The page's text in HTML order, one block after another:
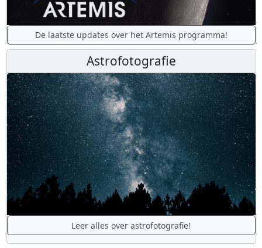
De laatste updates over het Artemis programma!
Astrofotografie
Leer alles over astrofotografie!